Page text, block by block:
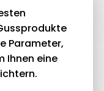
Parameter,
Ihnen eine